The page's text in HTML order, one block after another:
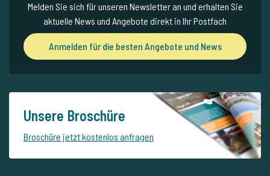
Melden Sie sich für unseren Newsletter an und erhalten Sie
aktuelle News und Angebote direkt in Ihr Postfach
Anmelden für die besten Angebote und News
Unsere Broschüre
Broschüre jetzt kostenlos anfragen